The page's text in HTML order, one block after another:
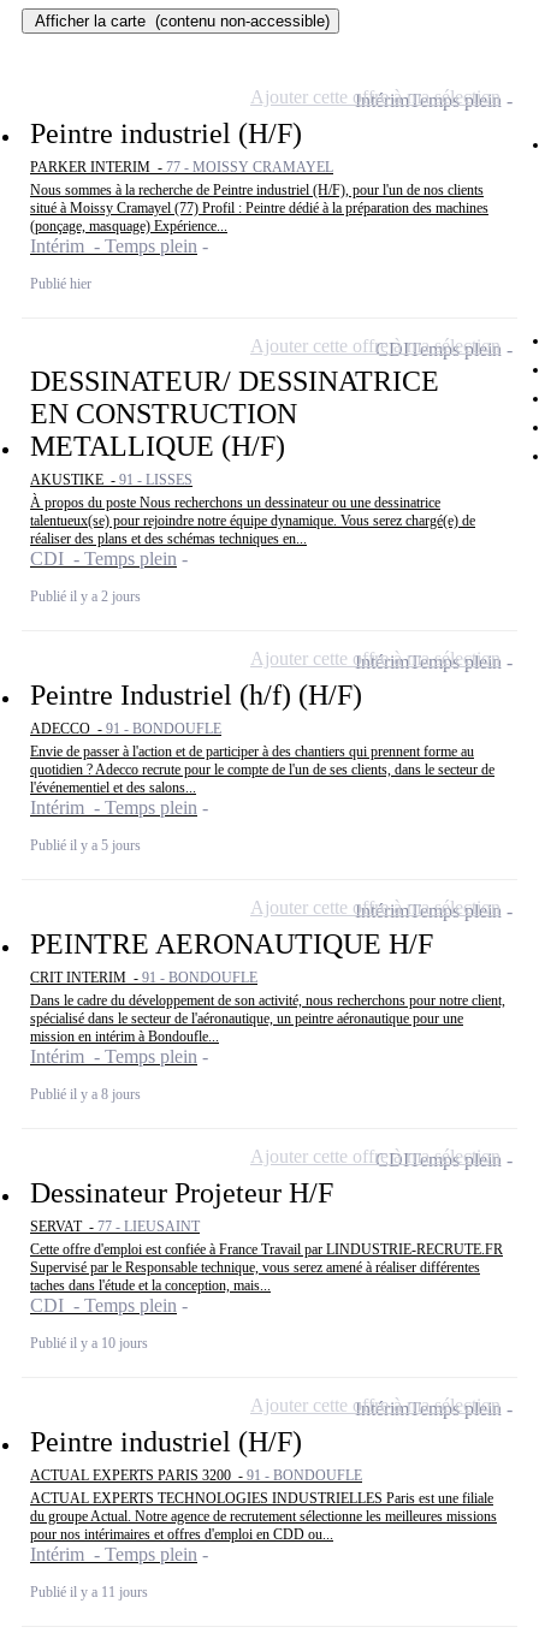
Afficher la carte (contenu non-accessible)
Peintre industriel (H/F)
PARKER INTERIM - 77 - MOISSY CRAMAYEL
Nous sommes à la recherche de Peintre industriel (H/F), pour l'un de nos clients
situé à Moissy Cramayel (77) Profil : Peintre dédié à la préparation des machines
(ponçage, masquage) Expérience...
Intérim - Temps plein
Publié hier
IntérimTemps plein
Ajouter cette offre à ma sélection
DESSINATEUR/ DESSINATRICE
EN CONSTRUCTION
METALLIQUE (H/F)
AKUSTIKE - 91 - LISSES
À propos du poste Nous recherchons un dessinateur ou une dessinatrice
talentueux(se) pour rejoindre notre équipe dynamique. Vous serez chargé(e) de
réaliser des plans et des schémas techniques en...
CDI - Temps plein
Publié il y a 2 jours
CDITemps plein
Ajouter cette offre à ma sélection
Peintre Industriel (h/f) (H/F)
ADECCO - 91 - BONDOUFLE
Envie de passer à l'action et de participer à des chantiers qui prennent forme au
quotidien ? Adecco recrute pour le compte de l'un de ses clients, dans le secteur de
l'événementiel et des salons...
Intérim - Temps plein
Publié il y a 5 jours
IntérimTemps plein
Ajouter cette offre à ma sélection
PEINTRE AERONAUTIQUE H/F
CRIT INTERIM - 91 - BONDOUFLE
Dans le cadre du développement de son activité, nous recherchons pour notre client,
spécialisé dans le secteur de l'aéronautique, un peintre aéronautique pour une
mission en intérim à Bondoufle...
Intérim - Temps plein
Publié il y a 8 jours
IntérimTemps plein
Ajouter cette offre à ma sélection
Dessinateur Projeteur H/F
SERVAT - 77 - LIEUSAINT
Cette offre d'emploi est confiée à France Travail par LINDUSTRIE-RECRUTE.FR
Supervisé par le Responsable technique, vous serez amené à réaliser différentes
taches dans l'étude et la conception, mais...
CDI - Temps plein
Publié il y a 10 jours
CDITemps plein
Ajouter cette offre à ma sélection
Peintre industriel (H/F)
ACTUAL EXPERTS PARIS 3200 - 91 - BONDOUFLE
ACTUAL EXPERTS TECHNOLOGIES INDUSTRIELLES Paris est une filiale
du groupe Actual. Notre agence de recrutement sélectionne les meilleures missions
pour nos intérimaires et offres d'emploi en CDD ou...
Intérim - Temps plein
Publié il y a 11 jours
IntérimTemps plein
Ajouter cette offre à ma sélection